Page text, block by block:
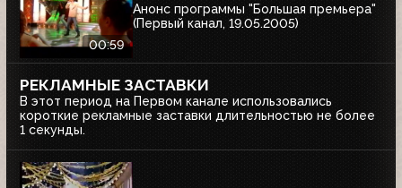
00:59
Анонс программы "Большая премьера"
(Первый канал, 19.05.2005)
РЕКЛАМНЫЕ ЗАСТАВКИ
В этот период на Первом канале использовались
короткие рекламные заставки длительностью не более
1 секунды.